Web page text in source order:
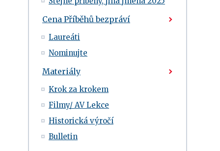
Cena Příběhů bezpráví
Laureáti
Nominujte
Materiály
Krok za krokem
Filmy/ AV Lekce
Historická výročí
Bulletin